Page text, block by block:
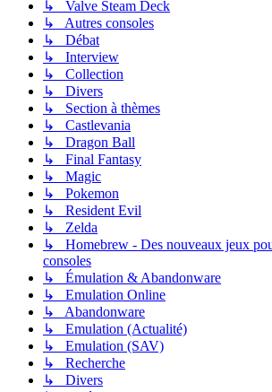
↳ Valve Steam Deck
↳ Autres consoles
↳ Débat
↳ Interview
↳ Collection
↳ Divers
↳ Section à thèmes
↳ Castlevania
↳ Dragon Ball
↳ Final Fantasy
↳ Magic
↳ Pokemon
↳ Resident Evil
↳ Zelda
↳ Homebrew - Des nouveaux jeux
consoles
↳ Émulation & Abandonware
↳ Emulation Online
↳ Abandonware
↳ Emulation (Actualité)
↳ Emulation (SAV)
↳ Recherche
↳ Divers